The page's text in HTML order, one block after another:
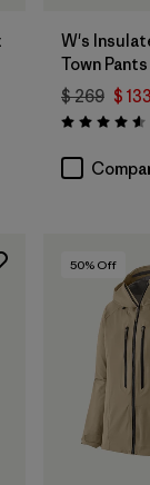
W's
Town
$ 269 $
Valoración:
50% Off